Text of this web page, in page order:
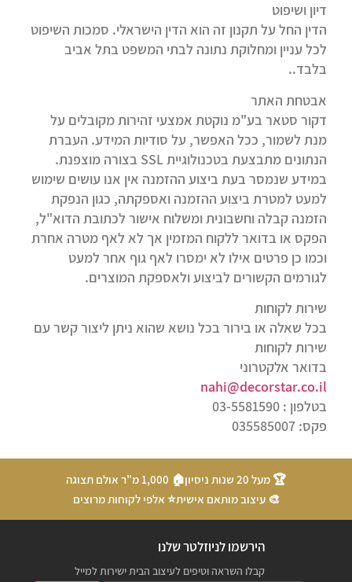
דיון ושיפוט
הדין החל על תקנון זה הוא הדין הישראלי. סמכות השיפוט
לכל עניין ומחלוקת נתונה לבתי המשפט בתל אביב
בלבד..
אבטחת האתר
דקור סטאר בע"מ נוקטת אמצעי זהירות מקובלים על
מנת לשמור, ככל האפשר, על סודיות המידע. העברת
הנתונים מתבצעת בטכנולוגיית SSL בצורה מוצפנת.
במידע שנמסר בעת ביצוע ההזמנה אין אנו עושים שימוש
למעט למטרת ביצוע ההזמנה ואספקתה, כגון הנפקת
הזמנה קבלה וחשבונית ומשלוח אישור לכתובת הדוא"ל,
הפקס או בדואר ללקוח המזמין אך לא לאף מטרה אחרת
וכמו כן פרטים אילו לא ימסרו לאף גוף אחר למעט
לגורמים הקשורים לביצוע ולאספקת המוצרים.
שירות לקוחות
בכל שאלה או בירור בכל נושא שהוא ניתן ליצור קשר עם
שירות לקוחות
בדואר אלקטרוני
nahi@decorstar.co.il
בטלפון : 03-5581590
פקס: 035585007
🏆 מעל 20 שנות ניסיון
🏠 1,000 מ"ר אולם תצוגה
🎨 עיצוב מותאם אישית⭐ אלפי לקוחות מרוצים
הירשמו לניוזלטר שלנו
קבלו השראה וטיפים לעיצוב הבית ישירות למייל